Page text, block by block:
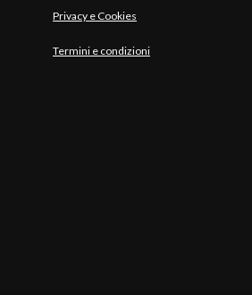
Privacy e Cookies
Termini e condizioni